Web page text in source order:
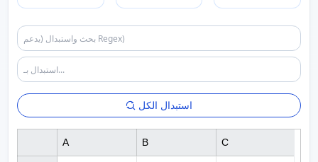
استبدال الكل
A B C